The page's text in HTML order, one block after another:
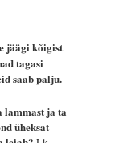
jäägi kõigist
tagasi
saab palju.
lammast ja ta
üheksat